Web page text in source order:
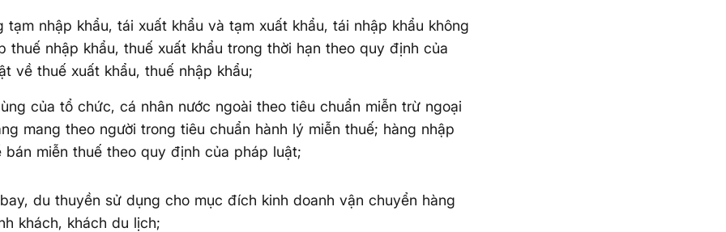
tạm nhập khẩu, tái xuất khẩu và tạm xuất khẩu, tái nhập khẩu không
thuế nhập khẩu, thuế xuất khẩu trong thời hạn theo quy định của
về thuế xuất khẩu, thuế nhập khẩu;
của tổ chức, cá nhân nước ngoài theo tiêu chuẩn miễn trừ ngoại
mang theo người trong tiêu chuẩn hành lý miễn thuế; hàng nhập
bán miễn thuế theo quy định của pháp luật;
du thuyền sử dụng cho mục đích kinh doanh vận chuyển hàng
khách, khách du lịch;